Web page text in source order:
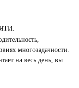
многозадачности.
на весь день, вы